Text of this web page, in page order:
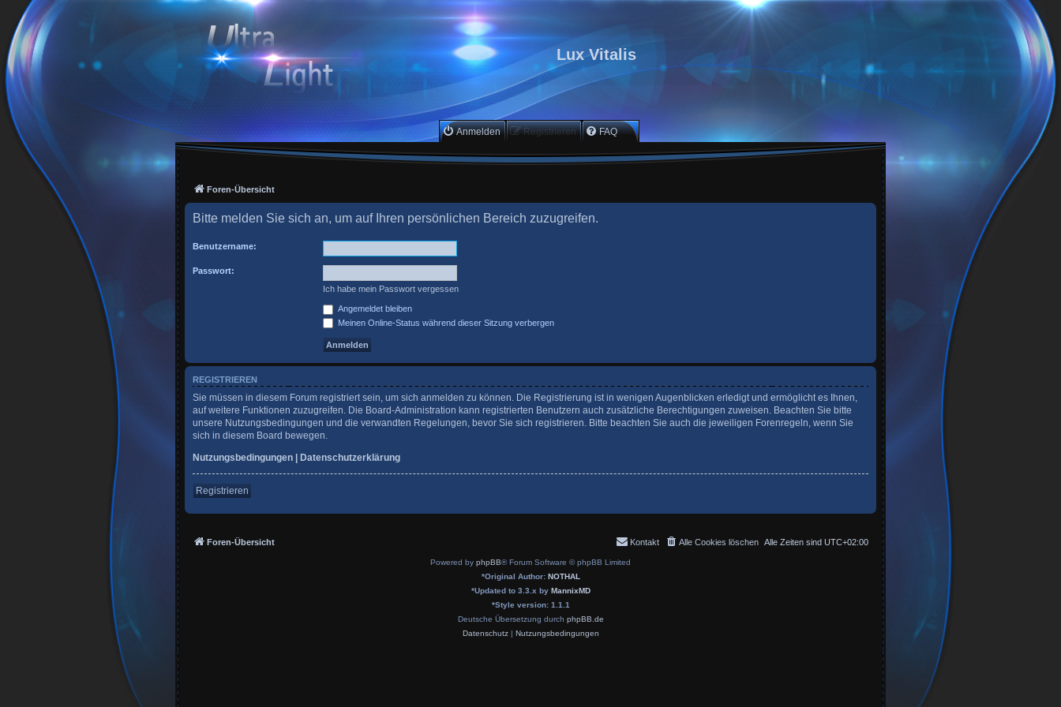
Lux Vitalis
Anmelden Registrieren FAQ
Foren-Übersicht
Bitte melden Sie sich an, um auf Ihren persönlichen Bereich zuzugreifen.
Benutzername:
Passwort:
Ich habe mein Passwort vergessen
Angemeldet bleiben
Meinen Online-Status während dieser Sitzung verbergen
REGISTRIEREN
Sie müssen in diesem Forum registriert sein, um sich anmelden zu können. Die Registrierung ist in wenigen Augenblicken erledigt und ermöglicht es Ihnen,
auf weitere Funktionen zuzugreifen. Die Board-Administration kann registrierten Benutzern auch zusätzliche Berechtigungen zuweisen. Beachten Sie bitte
unsere Nutzungsbedingungen und die verwandten Regelungen, bevor Sie sich registrieren. Bitte beachten Sie auch die jeweiligen Forenregeln, wenn Sie
sich in diesem Board bewegen.
Nutzungsbedingungen | Datenschutzerklärung
Registrieren
Foren-Übersicht Alle Zeiten sind UTC+02:00
Alle Cookies löschen
Kontakt
Powered by phpBB® Forum Software © phpBB Limited
*Original Author: NOTHAL
*Updated to 3.3.x by MannixMD
*Style version: 1.1.1
Deutsche Übersetzung durch phpBB.de
Datenschutz| Nutzungsbedingungen